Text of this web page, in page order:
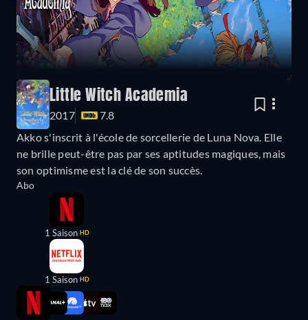
Little Witch Academia
2017
7.8
Akko s'inscrit à l'école de sorcellerie de Luna Nova. Elle
ne brille peut-être pas par ses aptitudes magiques, mais
son optimisme est la clé de son succès.
Abo
1 Saison HD
1 Saison HD